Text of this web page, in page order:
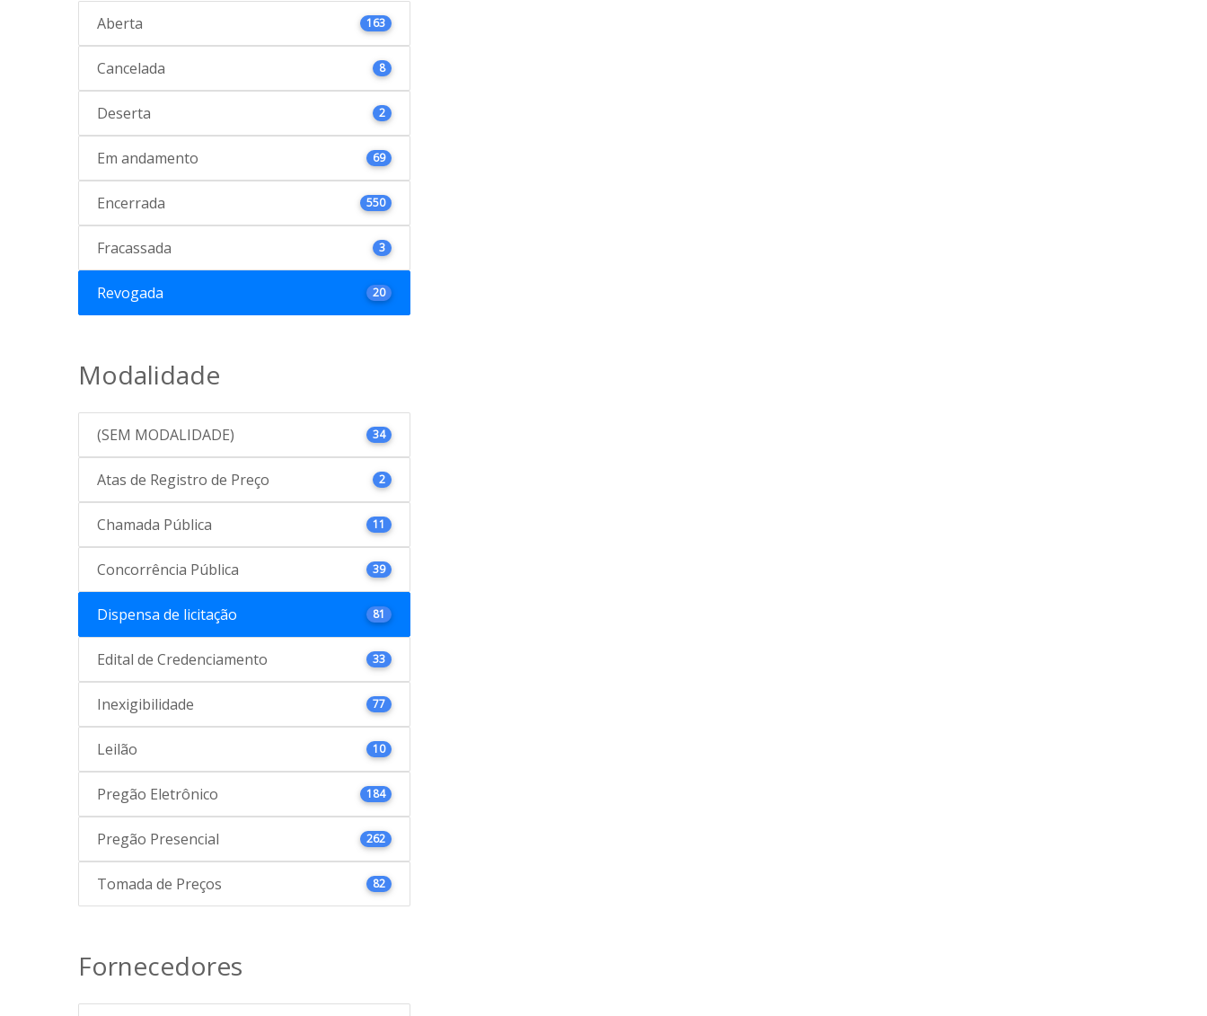
Aberta 163
Cancelada 8
Deserta 2
Em andamento 69
Encerrada 550
Fracassada 3
Revogada 20
Modalidade
(SEM MODALIDADE) 34
Atas de Registro de Preço 2
Chamada Pública 11
Concorrência Pública 39
Dispensa de licitação 81
Edital de Credenciamento 33
Inexigibilidade 77
Leilão 10
Pregão Eletrônico 184
Pregão Presencial 262
Tomada de Preços 82
Fornecedores